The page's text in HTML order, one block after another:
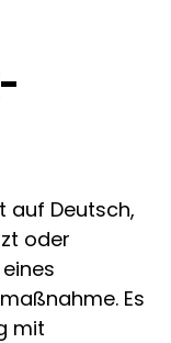
auf Deutsch,
oder
Es
mit